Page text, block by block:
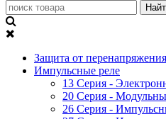
Защита от перенапряжения
Импульсные реле
13 Серия -
20 Серия -
26 Серия -